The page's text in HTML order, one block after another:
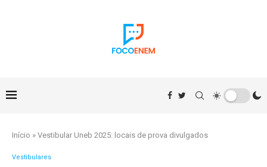
Início » Vestibular Uneb 2025: locais de prova divulgados
Vestibulares